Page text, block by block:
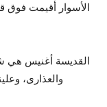
الأسوار أقيمت فوق
القديسة أغنيس هي
والعذارى،